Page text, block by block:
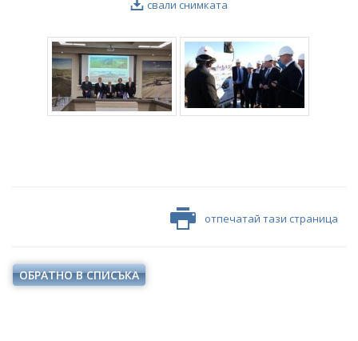
свали снимката
отпечатай тази страница
ОБРАТНО В СПИСЪКА